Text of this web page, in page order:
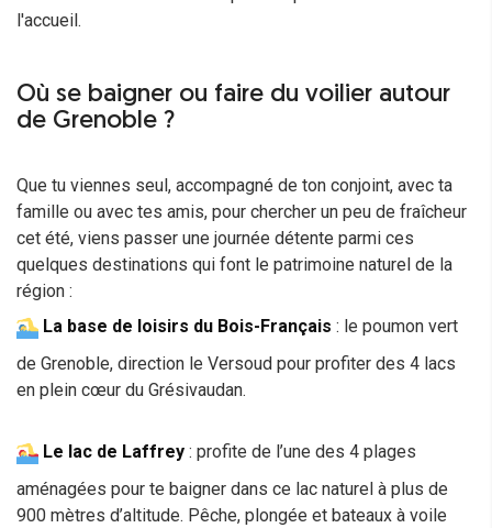
l'accueil.
Où se baigner ou faire du voilier autour
de Grenoble ?
Que tu viennes seul, accompagné de ton conjoint, avec ta
famille ou avec tes amis, pour chercher un peu de fraîcheur
cet été, viens passer une journée détente parmi ces
quelques destinations qui font le patrimoine naturel de la
région :
La base de loisirs du Bois-Français : le poumon vert
de Grenoble, direction le Versoud pour profiter des 4 lacs
en plein cœur du Grésivaudan.
Le lac de Laffrey : profite de l’une des 4 plages
aménagées pour te baigner dans ce lac naturel à plus de
900 mètres d’altitude. Pêche, plongée et bateaux à voile